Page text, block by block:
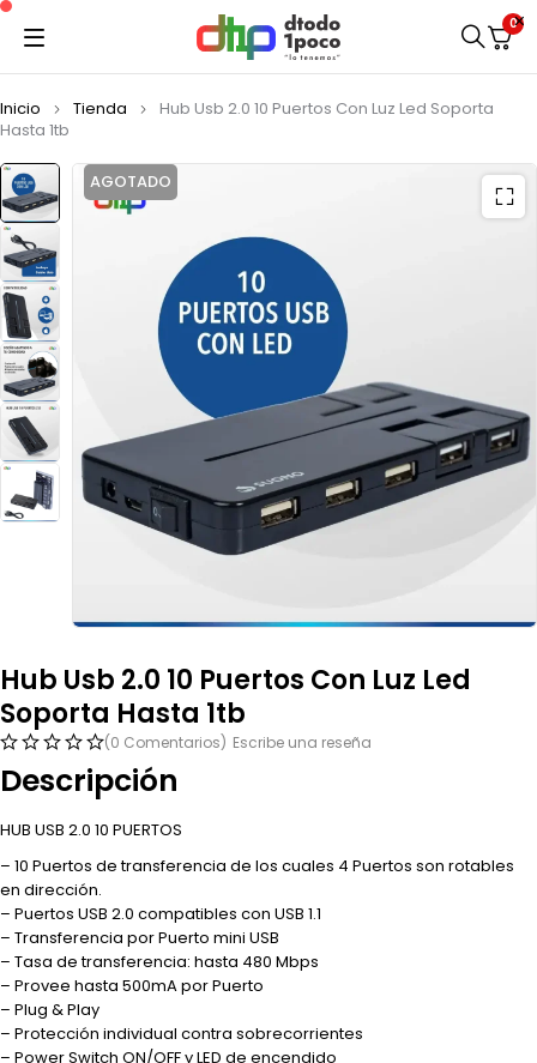
0
Inicio Tienda
Hub Usb 2.0 10 Puertos Con Luz Led Soporta
Hasta 1tb
AGOTADO
Hub Usb 2.0 10 Puertos Con Luz Led
Soporta Hasta 1tb
(0 Comentarios) Escribe una reseña
Descripción
HUB USB 2.0 10 PUERTOS
– 10 Puertos de transferencia de los cuales 4 Puertos son rotables
en dirección.
– Puertos USB 2.0 compatibles con USB 1.1
– Transferencia por Puerto mini USB
– Tasa de transferencia: hasta 480 Mbps
– Provee hasta 500mA por Puerto
– Plug & Play
– Protección individual contra sobrecorrientes
– Power Switch ON/OFF y LED de encendido